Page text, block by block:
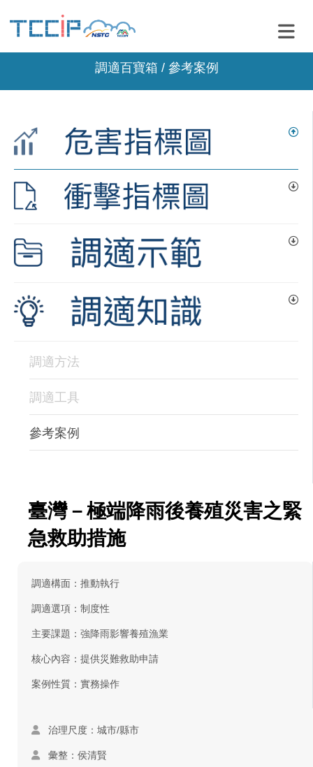
調適百寶箱 / 參考案例
調適方法
調適工具
參考案例
臺灣－極端降雨後養殖災害之緊
急救助措施
調適構面：推動執行
調適選項：制度性
主要課題：強降雨影響養殖漁業
核心內容：提供災難救助申請
案例性質：實務操作
治理尺度：城市/縣市
彙整：侯清賢